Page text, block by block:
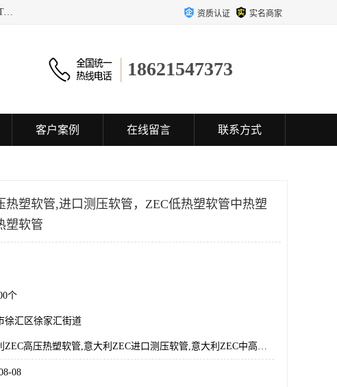
日本SHINDENGEN电磁铁，以色列KAYA采集卡，英国YPS场发射灯丝，英国AGAR钨灯丝，美国KINGSTON安全阀，意大利RTA驱动器，美国MOTT过滤器，美国GENIE过滤器，日本精线NIPPON SEISEN过滤器，法国SAPPEL水表, 德国Thyracont传感器，英国SONTAY压差传感器 美国MPC擦锡布 TB-300-MPC, 德国Matesy磁光分析仪 资质认证 实名商家
18621547373
客户案例 在线留言 联系方式
热塑软管,进口测压软管，ZEC低热塑软管中热塑
塑软管
个
徐汇区徐家汇街道
意大利ZEC高压热塑软管,意大利ZEC进口测压软管,意大利ZEC中高低热塑软管,意大利ZEC软管代理商
08